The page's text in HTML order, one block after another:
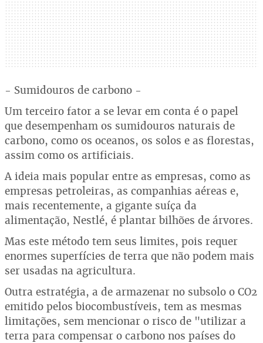
- Sumidouros de carbono -
Um terceiro fator a se levar em conta é o papel
que desempenham os sumidouros naturais de
carbono, como os oceanos, os solos e as florestas,
assim como os artificiais.
A ideia mais popular entre as empresas, como as
empresas petroleiras, as companhias aéreas e,
mais recentemente, a gigante suíça da
alimentação, Nestlé, é plantar bilhões de árvores.
Mas este método tem seus limites, pois requer
enormes superfícies de terra que não podem mais
ser usadas na agricultura.
Outra estratégia, a de armazenar no subsolo o CO2
emitido pelos biocombustíveis, tem as mesmas
limitações, sem mencionar o risco de "utilizar a
terra para compensar o carbono nos países do